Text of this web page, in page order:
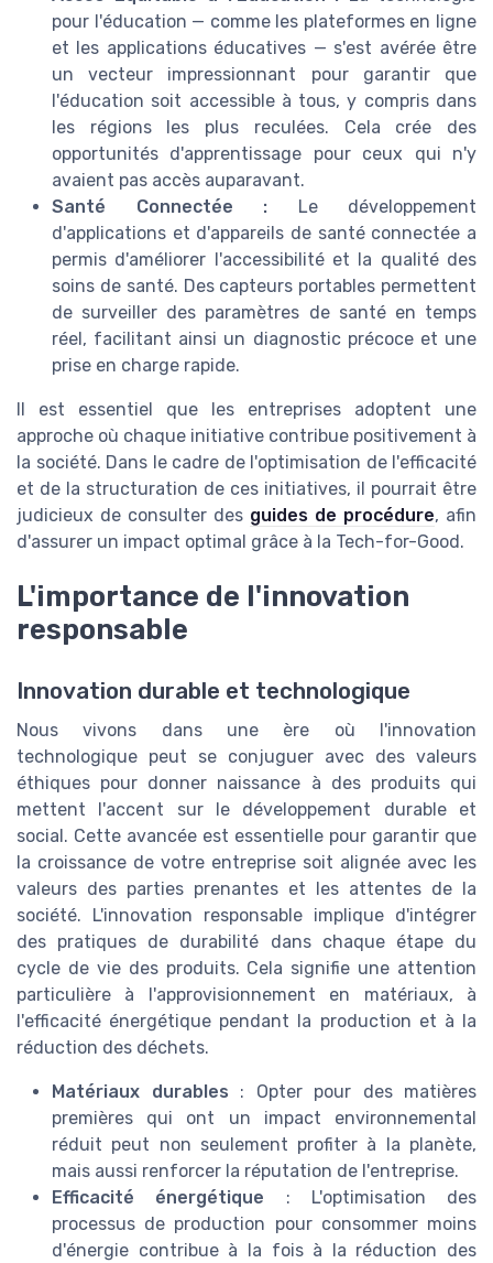
pour l'éducation — comme les plateformes en ligne
et les applications éducatives — s'est avérée être
un vecteur impressionnant pour garantir que
l'éducation soit accessible à tous, y compris dans
les régions les plus reculées. Cela crée des
opportunités d'apprentissage pour ceux qui n'y
avaient pas accès auparavant.
Santé Connectée : Le développement
d'applications et d'appareils de santé connectée a
permis d'améliorer l'accessibilité et la qualité des
soins de santé. Des capteurs portables permettent
de surveiller des paramètres de santé en temps
réel, facilitant ainsi un diagnostic précoce et une
prise en charge rapide.
Il est essentiel que les entreprises adoptent une
approche où chaque initiative contribue positivement à
la société. Dans le cadre de l'optimisation de l'efficacité
et de la structuration de ces initiatives, il pourrait être
judicieux de consulter des guides de procédure, afin
d'assurer un impact optimal grâce à la Tech-for-Good.
L'importance de l'innovation
responsable
Innovation durable et technologique
Nous vivons dans une ère où l'innovation
technologique peut se conjuguer avec des valeurs
éthiques pour donner naissance à des produits qui
mettent l'accent sur le développement durable et
social. Cette avancée est essentielle pour garantir que
la croissance de votre entreprise soit alignée avec les
valeurs des parties prenantes et les attentes de la
société. L'innovation responsable implique d'intégrer
des pratiques de durabilité dans chaque étape du
cycle de vie des produits. Cela signifie une attention
particulière à l'approvisionnement en matériaux, à
l'efficacité énergétique pendant la production et à la
réduction des déchets.
Matériaux durables : Opter pour des matières
premières qui ont un impact environnemental
réduit peut non seulement profiter à la planète,
mais aussi renforcer la réputation de l'entreprise.
Efficacité énergétique : L'optimisation des
processus de production pour consommer moins
d'énergie contribue à la fois à la réduction des